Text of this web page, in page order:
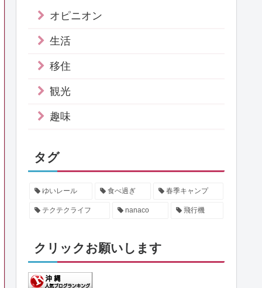
オピニオン
生活
移住
観光
趣味
タグ
ゆいレール 食べ過ぎ 春季キャンプ
テクテクライフ nanaco 飛行機
クリックお願いします